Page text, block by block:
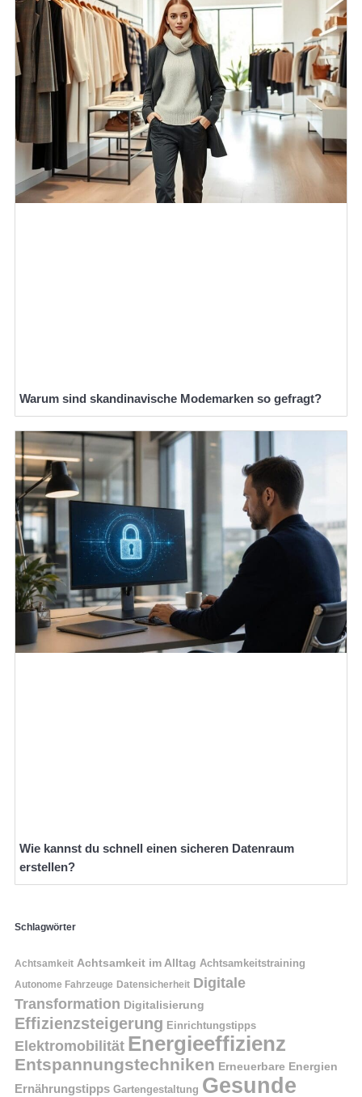
Warum sind skandinavische Modemarken so gefragt?
Wie kannst du schnell einen sicheren Datenraum
erstellen?
Schlagwörter
Achtsamkeit Achtsamkeit im Alltag Achtsamkeitstraining
Autonome Fahrzeuge Datensicherheit Digitale
Transformation Digitalisierung
Effizienzsteigerung Einrichtungstipps
Elektromobilität Energieeffizienz
Entspannungstechniken Erneuerbare Energien
Ernährungstipps Gartengestaltung Gesunde